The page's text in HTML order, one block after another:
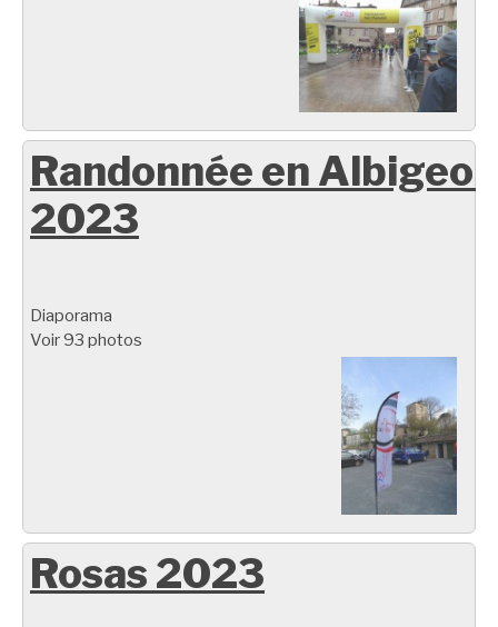
Randonnée en
2023
Diaporama
Voir 93 photos
Rosas 2023